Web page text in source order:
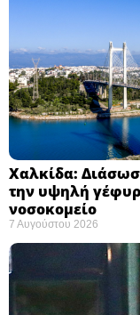
Χαλκίδα:
την υψηλή
νοσοκομείο ​
7 Αυγούστου 2026